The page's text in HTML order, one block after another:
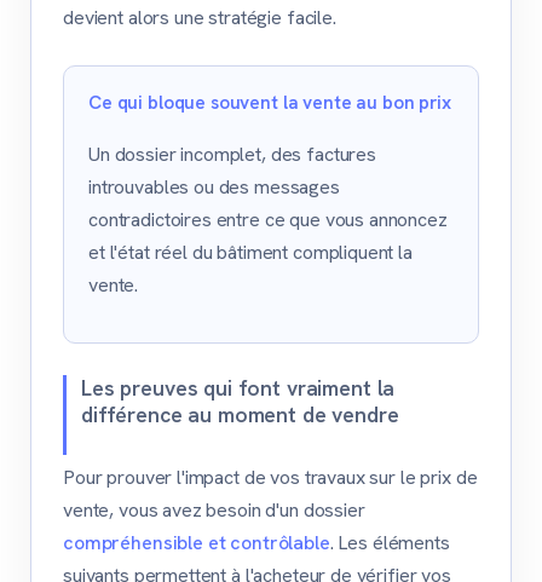
devient alors une stratégie facile.
Ce qui bloque souvent la vente au bon prix
Un dossier incomplet, des factures
introuvables ou des messages
contradictoires entre ce que vous annoncez
et l'état réel du bâtiment compliquent la
vente.
Les preuves qui font vraiment la
différence au moment de vendre
Pour prouver l'impact de vos travaux sur le prix de
vente, vous avez besoin d'un dossier
compréhensible et contrôlable. Les éléments
suivants permettent à l'acheteur de vérifier vos